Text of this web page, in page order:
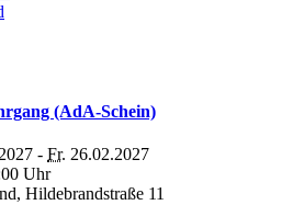
(AdA-Schein)
- Fr. 26.02.2027
Uhr
Hildebrandstraße 11